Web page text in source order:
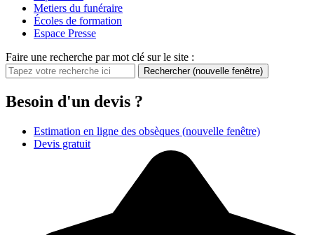
Metiers du funéraire
Écoles de formation
Espace Presse
Faire une recherche par mot clé sur le site :
Rechercher (nouvelle fenêtre)
Besoin d'un devis ?
Estimation en ligne des obsèques (nouvelle fenêtre)
Devis gratuit